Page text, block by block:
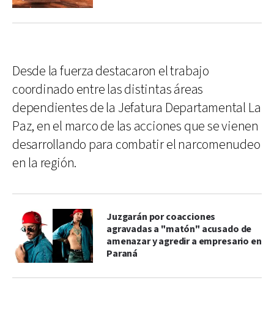
Desde la fuerza destacaron el trabajo
coordinado entre las distintas áreas
dependientes de la Jefatura Departamental La
Paz, en el marco de las acciones que se vienen
desarrollando para combatir el narcomenudeo
en la región.
Juzgarán por coacciones
agravadas a "matón" acusado de
amenazar y agredir a empresario en
Paraná